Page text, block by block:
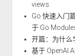
views
Go 快速入门
于 Go
开篇：为什么
基于 OpenAI